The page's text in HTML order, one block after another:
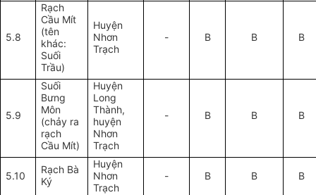
5.8
Rạch
Cầu Mít
(tên
khác:
Suối
Trầu)
Huyện
Nhơn
Trạch
- B B B
5.9
Suối
Bưng
Môn
(chảy ra
rạch
Cầu Mít)
Huyện
Long
Thành,
huyện
Nhơn
Trạch
- B B B
5.10
Rạch Bà
Ký
Huyện
Nhơn
Trạch
- B B B